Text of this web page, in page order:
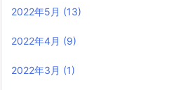
2022年5月 (13)
2022年4月 (9)
2022年3月 (1)